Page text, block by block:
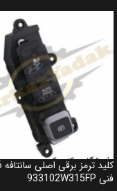
فنی 933102W315FP